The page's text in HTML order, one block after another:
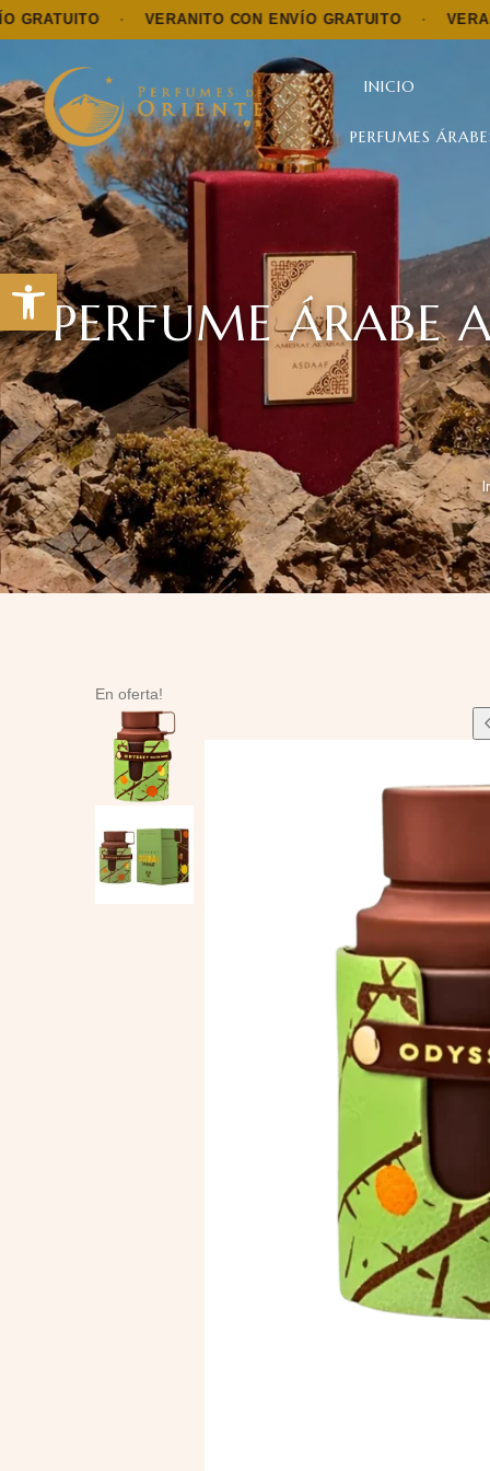
Abrir barra de herramientas
· VERANITO CON ENVÍO GRATUITO · VERANITO CON
INICIO
PERFUMES
PERFUME ÁRABE
En oferta!